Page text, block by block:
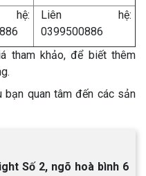
Liên hệ:
0399500886
tham khảo, để biết thêm
bạn quan tâm đến các sản
Số 2, ngõ hoà bình 6